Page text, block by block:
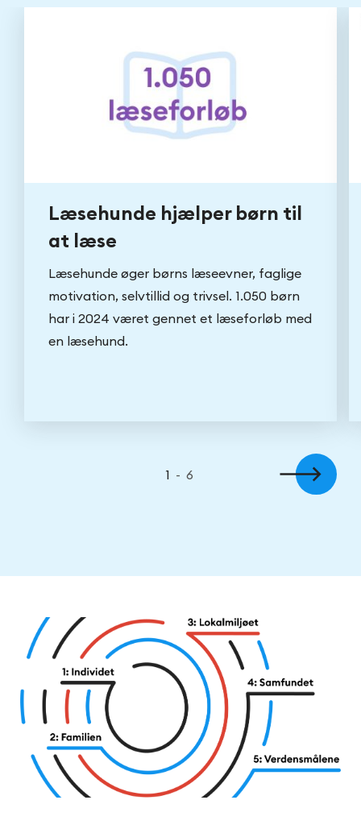
Læsehunde hjælper børn til
at læse
Læsehunde øger børns læseevner, faglige
motivation, selvtillid og trivsel. 1.050 børn
har i 2024 været gennet et læseforløb med
en læsehund.
1 -6